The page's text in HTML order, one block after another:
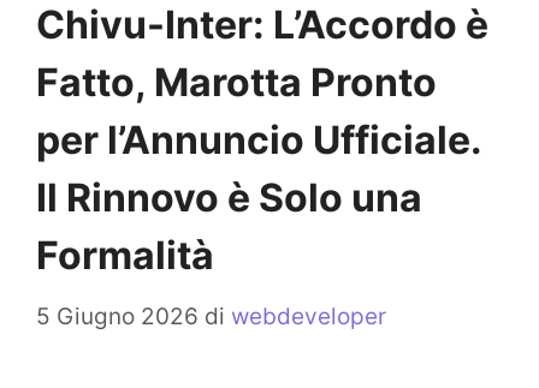
Chivu-Inter: L’Accordo è
Fatto, Marotta Pronto
per l’Annuncio Ufficiale.
Il Rinnovo è Solo una
Formalità
5 Giugno 2026 di webdeveloper